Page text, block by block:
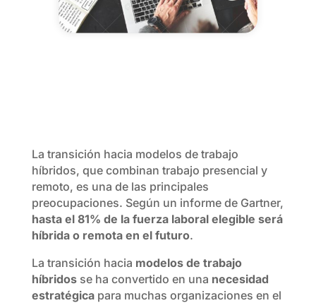
La transición hacia modelos de trabajo
híbridos, que combinan trabajo presencial y
remoto, es una de las principales
preocupaciones. Según un informe de Gartner,
hasta el 81% de la fuerza laboral elegible será
híbrida o remota en el futuro.
La transición hacia modelos de trabajo
híbridosse ha convertido en una necesidad
estratégicapara muchas organizaciones en el